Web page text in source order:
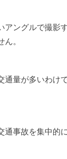
ングルで撮影
。
通量が多いわけ
事故を集中的